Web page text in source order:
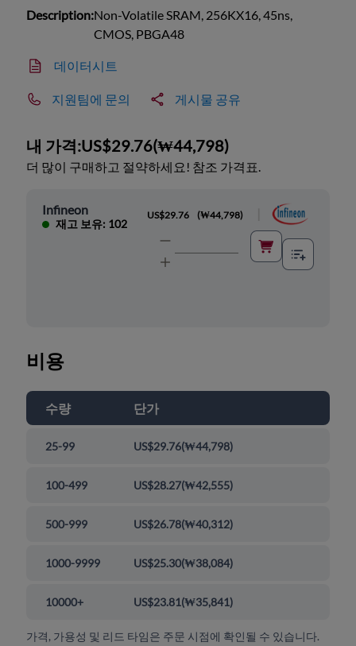
Description:Non-Volatile SRAM, 256KX16, 45ns,
CMOS, PBGA48
데이터시트
지원팀에 문의 게시물 공유
내 가격:US$29.76(₩44,798)
더 많이 구매하고 절약하세요! 참조 가격표.
Infineon
재고 보유: 102
US$29.76 (₩44,798)
비용
수량 단가
25-99 US$29.76(₩44,798)
100-499 US$28.27(₩42,555)
500-999 US$26.78(₩40,312)
1000-9999 US$25.30(₩38,084)
10000+ US$23.81(₩35,841)
가격, 가용성 및 리드 타임은 주문 시점에 확인될 수 있습니다.